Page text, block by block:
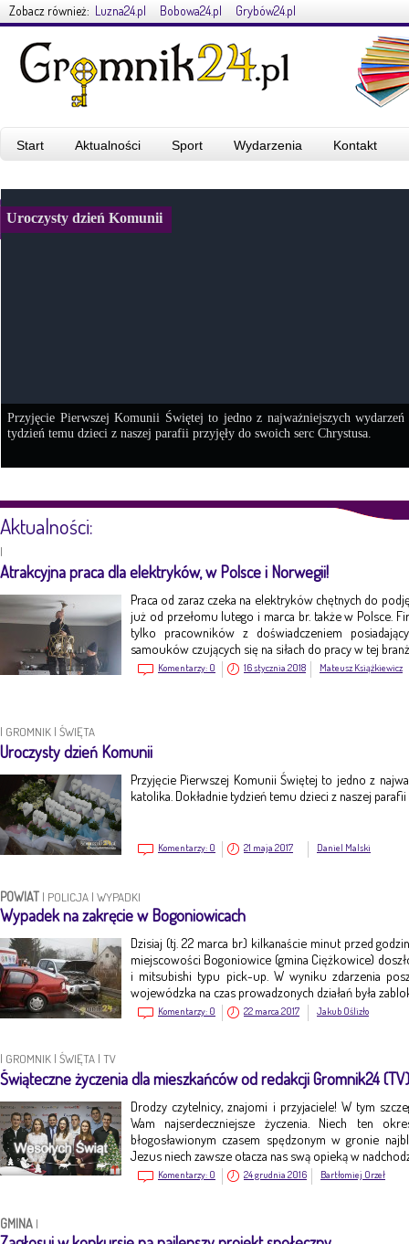
Zobacz również: Luzna24.pl Bobowa24.pl Grybów24.pl
Start Aktualności Sport Wydarzenia Kontakt
Uroczysty dzień Komunii
Przyjęcie Pierwszej Komunii Świętej to jedno z najważniejszych
tydzień temu dzieci z naszej parafii przyjęły do swoich serc Chrystusa.
Aktualności:
|
Atrakcyjna praca dla elektryków, w Polsce i Norwegii!
Praca od zaraz czeka na elektryków chętnych do
już od przełomu lutego i marca br. także w Polsce.
tylko pracowników z doświadczeniem
samouków czujących się na siłach do pracy w tej
Komentarzy: 0 16 stycznia 2018 Mateusz Książkiewicz
| GROMNIK | ŚWIĘTA
Uroczysty dzień Komunii
Przyjęcie Pierwszej Komunii Świętej to jedno z
katolika. Dokładnie tydzień temu dzieci z naszej
Komentarzy: 0 21 maja 2017 Daniel Malski
POWIAT | POLICJA | WYPADKI
Wypadek na zakręcie w Bogoniowicach
Dzisiaj (tj. 22 marca br.) kilkanaście minut przed
miejscowości Bogoniowice (gmina Ciężkowice)
i mitsubishi typu pick-up. W wyniku zdarzenia
wojewódzka na czas prowadzonych działań była
Komentarzy: 0 22 marca 2017 Jakub Oślizło
| GROMNIK | ŚWIĘTA | TV
Świąteczne życzenia dla mieszkańców od redakcji Gromnik24 (TV)
Drodzy czytelnicy, znajomi i przyjaciele! W tym
Wam najserdeczniejsze życzenia. Niech ten
błogosławionym czasem spędzonym w gronie
Jezus niech zawsze otacza nas swą opieką w
Komentarzy: 0 24 grudnia 2016 Bartłomiej Orzeł
GMINA |